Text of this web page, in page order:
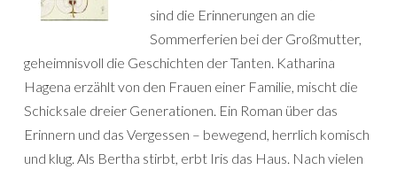
sind die Erinnerungen an die
Sommerferien bei der Groß­mutter,
geheimnisvoll die Geschichten der Tanten. Katharina
Hagena erzählt von den Frauen einer Familie, mischt die
Schicksale dreier Generationen. Ein Roman über das
Erinnern und das Vergessen – bewegend, herrlich komisch
und klug. Als Bertha stirbt, erbt Iris das Haus. Nach vielen